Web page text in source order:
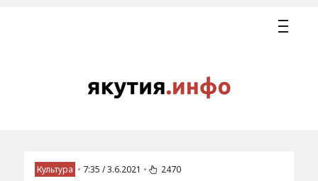
Культура • 7:35 / 3.6.2021 • 2470